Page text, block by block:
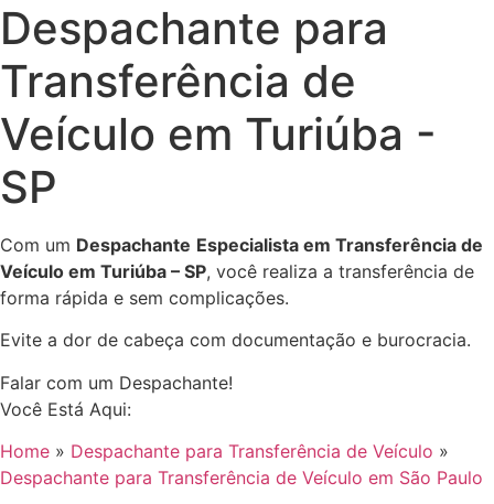
Despachante para
Transferência de
Veículo em Turiúba -
SP
Com um Despachante Especialista em Transferência de
Veículo em Turiúba – SP, você realiza a transferência de
forma rápida e sem complicações.
Evite a dor de cabeça com documentação e burocracia.
Falar com um Despachante!
Você Está Aqui:
Home » Despachante para Transferência de Veículo »
Despachante para Transferência de Veículo em São Paulo